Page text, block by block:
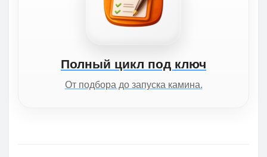
Полный цикл под ключ
От подбора до запуска камина.